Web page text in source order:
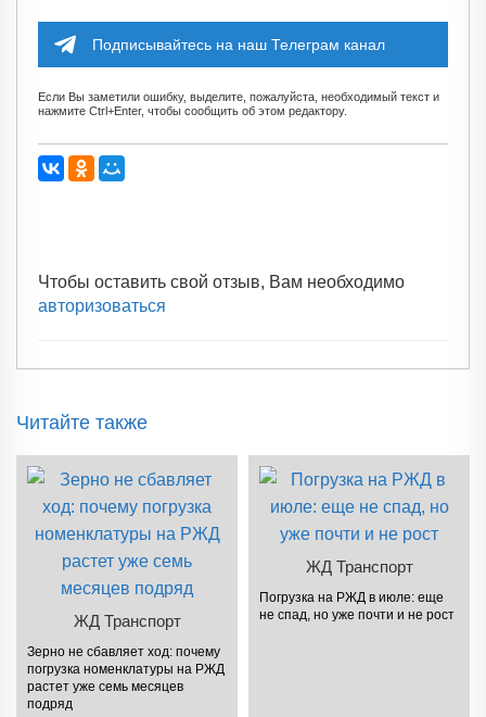
Подписывайтесь на наш Телеграм канал
Если Вы заметили ошибку, выделите, пожалуйста, необходимый текст и
нажмите Ctrl+Enter, чтобы сообщить об этом редактору.
Чтобы оставить свой отзыв, Вам необходимо
авторизоваться
Читайте также
ЖД Транспорт
Зерно не сбавляет ход: почему
погрузка номенклатуры на РЖД
растет уже семь месяцев
подряд
ЖД Транспорт
Погрузка на РЖД в июле: еще
не спад, но уже почти и не рост